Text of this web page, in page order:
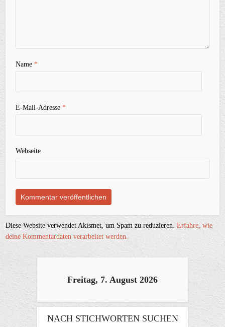
Name*
E-Mail-Adresse*
Webseite
Diese Website verwendet Akismet, um Spam zu reduzieren.Erfahre, wie
deine Kommentardaten verarbeitet werden.
Freitag, 7. August 2026
NACH STICHWORTEN SUCHEN